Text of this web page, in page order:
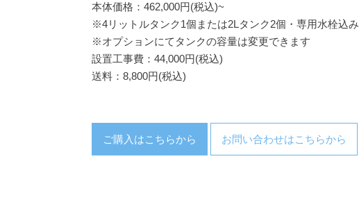
本体価格：462,000円(税込)~
※4リットルタンク1個または2Lタンク2個・専用水栓込み
※オプションにてタンクの容量は変更できます
設置工事費：44,000円(税込)
送料：8,800円(税込)
ご購入はこちらから お問い合わせはこちらから